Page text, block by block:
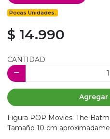
Pocas Unidades.
$ 14.990
CANTIDAD
Agregar
Figura POP Movies: The
Tamaño 10 cm